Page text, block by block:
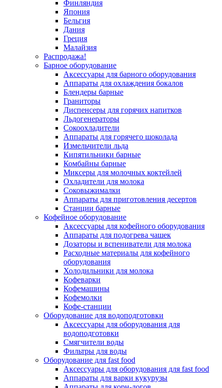
Финляндия
Япония
Бельгия
Дания
Греция
Малайзия
Распродажа!
Барное оборудование
Аксессуары для барного оборудования
Аппараты для охлаждения бокалов
Блендеры барные
Граниторы
Диспенсеры для горячих напитков
Льдогенераторы
Сокоохладители
Аппараты для горячего шоколада
Измельчители льда
Кипятильники барные
Комбайны барные
Миксеры для молочных коктейлей
Охладители для молока
Соковыжималки
Аппараты для приготовления десертов
Станции барные
Кофейное оборудование
Аксессуары для кофейного оборудования
Аппараты для подогрева чашек
Дозаторы и вспениватели для молока
Расходные материалы для кофейного
оборудования
Холодильники для молока
Кофеварки
Кофемашины
Кофемолки
Кофе-станции
Оборудование для водоподготовки
Аксессуары для оборудования для
водоподготовки
Смягчители воды
Фильтры для воды
Оборудование для fast food
Аксессуары для оборудования для fast food
Аппараты для варки кукурузы